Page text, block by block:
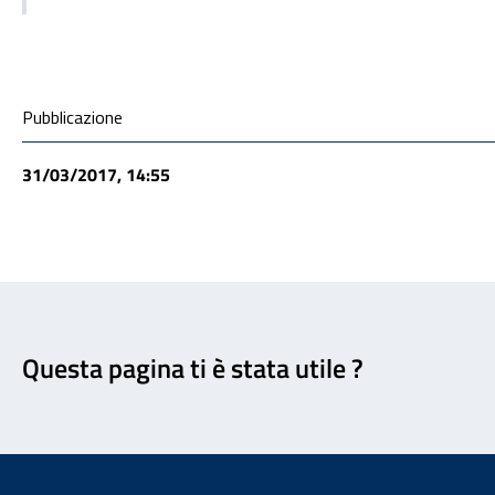
Condivisione social
Pubblicazione
31/03/2017, 14:55
Questa pagina ti è stata utile ?